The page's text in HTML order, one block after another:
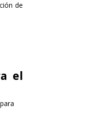
de
el